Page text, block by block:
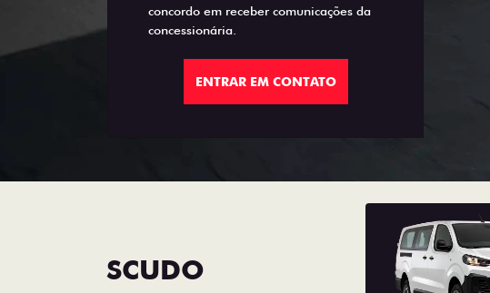
concordo em receber comunicações da
concessionária.
ENTRAR EM CONTATO
SCUDO